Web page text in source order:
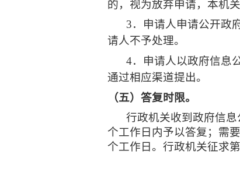
的，视为放弃申请，本机
3．申请人申请公开政
请人不予处理。
4．申请人以政府信息
通过相应渠道提出。
（五）答复时限。
行政机关收到政府信
个工作日内予以答复；需
个工作日。行政机关征求